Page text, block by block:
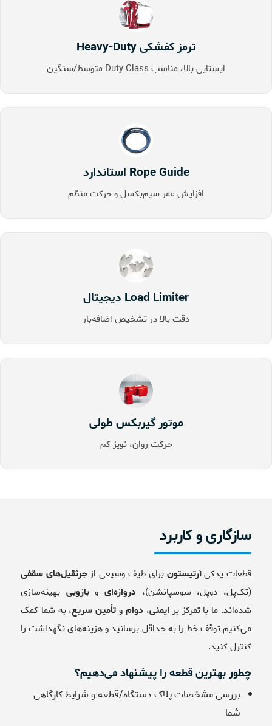
ترمز کفشکی Heavy-Duty
ایستایی بالا، مناسب Duty Class متوسط/سنگین
Rope Guide استاندارد
افزایش عمر سیم‌بکسل و حرکت منظم
Load Limiter دیجیتال
دقت بالا در تشخیص اضافه‌بار
موتور گیربکس طولی
حرکت روان، نویز کم
سازگاری و کاربرد
قطعات یدکیآرتیستون برای طیف وسیعی ازجرثقیل‌های سقفی
(تک‌پل، دوپل، سوسپانشن)، دروازه‌ایوبازویی بهینه‌سازی
شده‌اند. ما با تمرکز بر ایمنی، دوامو تأمین سریع، به شما کمک
می‌کنیم توقف خط را به حداقل برسانید و هزینه‌های نگهداشت را
کنترل کنید.
چطور بهترین قطعه را پیشنهاد می‌دهیم؟
بررسی مشخصات پلاک دستگاه/قطعه و شرایط کارگاهی
شما